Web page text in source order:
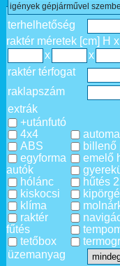
igények gépjárművel
terhelhetőség
raktér méretek [cm] H
x
x
raktér térfogat
raklapszám
extrák
+utánfutó
4x4
ABS
egyforma
autók
hólánc
kiskocsi
klíma
raktér
fűtés
tetőbox
billenő
emelő
hűtés
üzemanyag